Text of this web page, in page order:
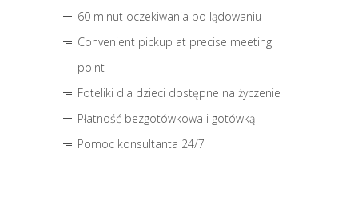
60 minut oczekiwania po lądowaniu
Convenient pickup at precise meeting
point
Foteliki dla dzieci dostępne na życzenie
Płatność bezgotówkowa i gotówką
Pomoc konsultanta 24/7